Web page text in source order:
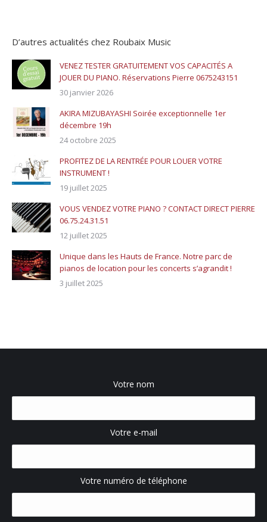
D’autres actualités chez Roubaix Music
VENEZ TESTER GRATUITEMENT VOS CAPACITÉS A
JOUER DU PIANO. Réservations Pierre 0675243151
30 janvier 2026
AKIRA MIZUBAYASHI Soirée exceptionnelle 1er
décembre 19h
24 octobre 2025
PROFITEZ DE LA RENTRÉE POUR LOUER VOTRE
INSTRUMENT !
19 juillet 2025
VOUS VENDEZ VOTRE PIANO ? CONTACT DIRECT PIERRE
06.75.24.31.51
12 juillet 2025
Unique dans les Hauts de France. Notre parc de
pianos de location pour les concerts s’agrandit !
3 juillet 2025
Votre nom
Votre e-mail
Votre numéro de téléphone